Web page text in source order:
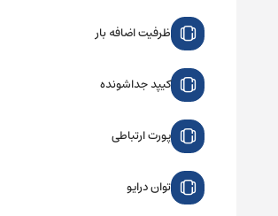
ظرفیت اضافه بار
کیپد جداشونده
پورت ارتباطی
توان درایو